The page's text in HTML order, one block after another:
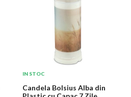
IN STOC
Candela Bolsius Alba din